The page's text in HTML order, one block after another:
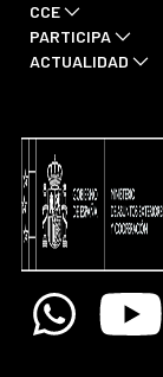
CCE
PARTICIPA
ACTUALIDAD
WhatsappYoutube